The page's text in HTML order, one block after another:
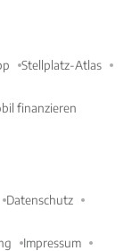
Stellplatz-Atlas
finanzieren
Datenschutz
Impressum